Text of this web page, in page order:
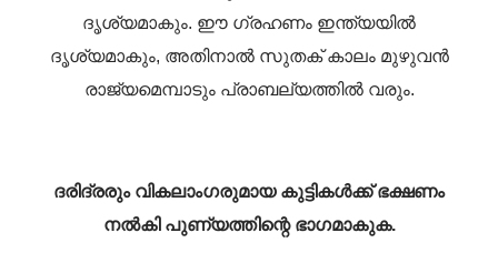
ദൃശ്യമാകും. ഈ ഗ്രഹണം ഇന്ത്യയിൽ
ദൃശ്യമാകും, അതിനാൽ സുതക് കാലം മുഴുവൻ
രാജ്യമെമ്പാടും പ്രാബല്യത്തിൽ വരും.
ദരിദ്രരും വികലാംഗരുമായ കുട്ടികൾക്ക് ഭക്ഷണം
നൽകി പുണ്യത്തിന്റെ ഭാഗമാകുക.